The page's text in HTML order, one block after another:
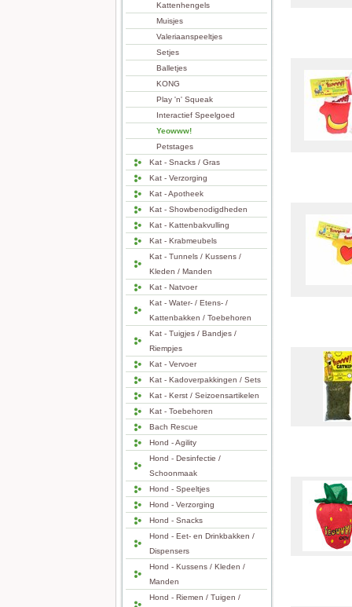
Kattenhengels
Muisjes
Valeriaanspeeltjes
Setjes
Balletjes
KONG
Play 'n' Squeak
Interactief Speelgoed
Yeowww!
Petstages
Kat - Snacks / Gras
Kat - Verzorging
Kat - Apotheek
Kat - Showbenodigdheden
Kat - Kattenbakvulling
Kat - Krabmeubels
Kat - Tunnels / Kussens /
Kleden / Manden
Kat - Natvoer
Kat - Water- / Etens- /
Kattenbakken / Toebehoren
Kat - Tuigjes / Bandjes /
Riempjes
Kat - Vervoer
Kat - Kadoverpakkingen / Sets
Kat - Kerst / Seizoensartikelen
Kat - Toebehoren
Bach Rescue
Hond - Agility
Hond - Desinfectie /
Schoonmaak
Hond - Speeltjes
Hond - Verzorging
Hond - Snacks
Hond - Eet- en Drinkbakken /
Dispensers
Hond - Kussens / Kleden /
Manden
Hond - Riemen / Tuigen /